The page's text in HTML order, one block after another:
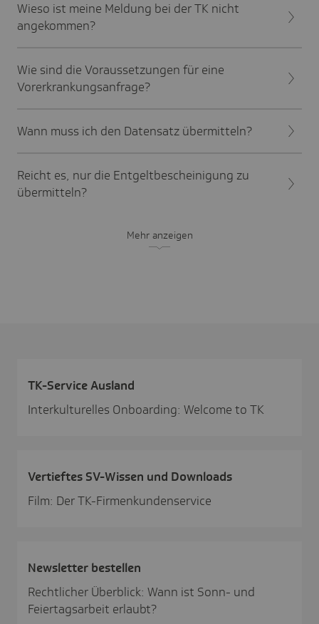
Wieso ist meine Meldung bei der TK nicht
angekommen?
Wie sind die Voraussetzungen für eine
Vorerkrankungsanfrage?
Wann muss ich den Datensatz übermitteln?
Reicht es, nur die Entgeltbescheinigung zu
übermitteln?
Mehr anzeigen
TK-Service Ausland
Interkulturelles Onboarding: Welcome to TK
Vertieftes SV-Wissen und Down­loads
Film: Der TK-Firmenkundenservice
News­letter bestellen
Rechtlicher Überblick: Wann ist Sonn- und
Feiertagsarbeit erlaubt?